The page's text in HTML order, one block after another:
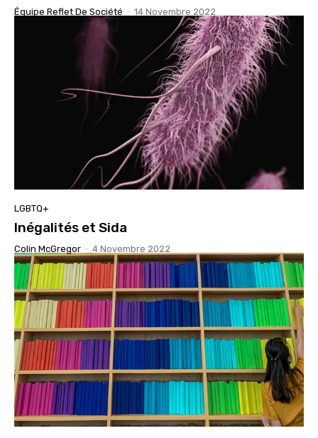
Équipe Reflet De Société - 14 Novembre 2022
LGBTQ+
Inégalités et Sida
Colin McGregor - 4 Novembre 2022